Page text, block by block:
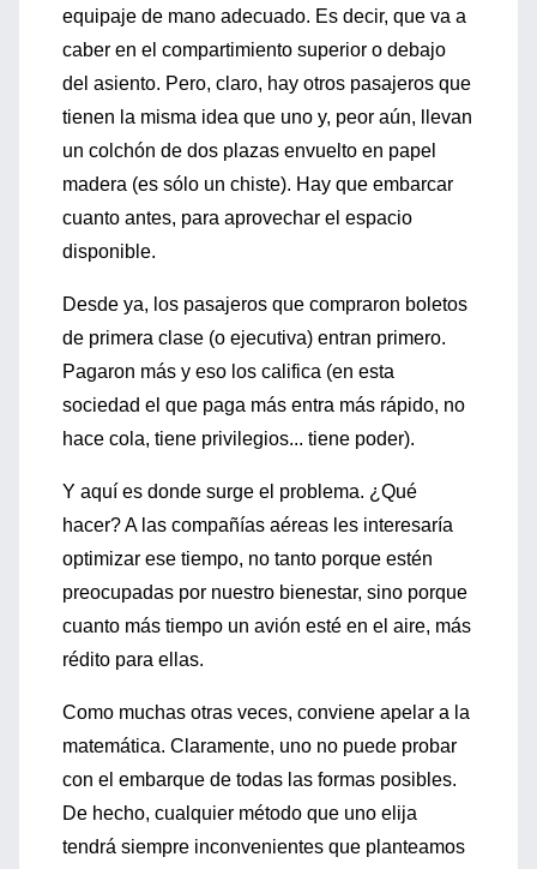
equipaje de mano adecuado. Es decir, que va a
caber en el compartimiento superior o debajo
del asiento. Pero, claro, hay otros pasajeros que
tienen la misma idea que uno y, peor aún, llevan
un colchón de dos plazas envuelto en papel
madera (es sólo un chiste). Hay que embarcar
cuanto antes, para aprovechar el espacio
disponible.
Desde ya, los pasajeros que compraron boletos
de primera clase (o ejecutiva) entran primero.
Pagaron más y eso los califica (en esta
sociedad el que paga más entra más rápido, no
hace cola, tiene privilegios... tiene poder).
Y aquí es donde surge el problema. ¿Qué
hacer? A las compañías aéreas les interesaría
optimizar ese tiempo, no tanto porque estén
preocupadas por nuestro bienestar, sino porque
cuanto más tiempo un avión esté en el aire, más
rédito para ellas.
Como muchas otras veces, conviene apelar a la
matemática. Claramente, uno no puede probar
con el embarque de todas las formas posibles.
De hecho, cualquier método que uno elija
tendrá siempre inconvenientes que planteamos